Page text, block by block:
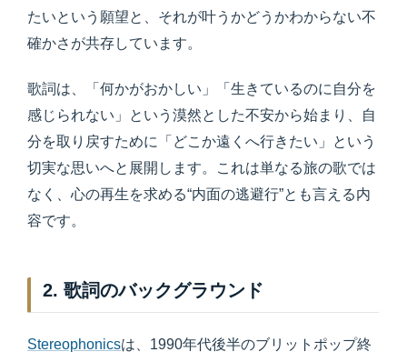
たいという願望と、それが叶うかどうかわからない不
確かさが共存しています。
歌詞は、「何かがおかしい」「生きているのに自分を
感じられない」という漠然とした不安から始まり、自
分を取り戻すために「どこか遠くへ行きたい」という
切実な思いへと展開します。これは単なる旅の歌では
なく、心の再生を求める“内面の逃避行”とも言える内
容です。
2. 歌詞のバックグラウンド
Stereophonicsは、1990年代後半のブリットポップ終